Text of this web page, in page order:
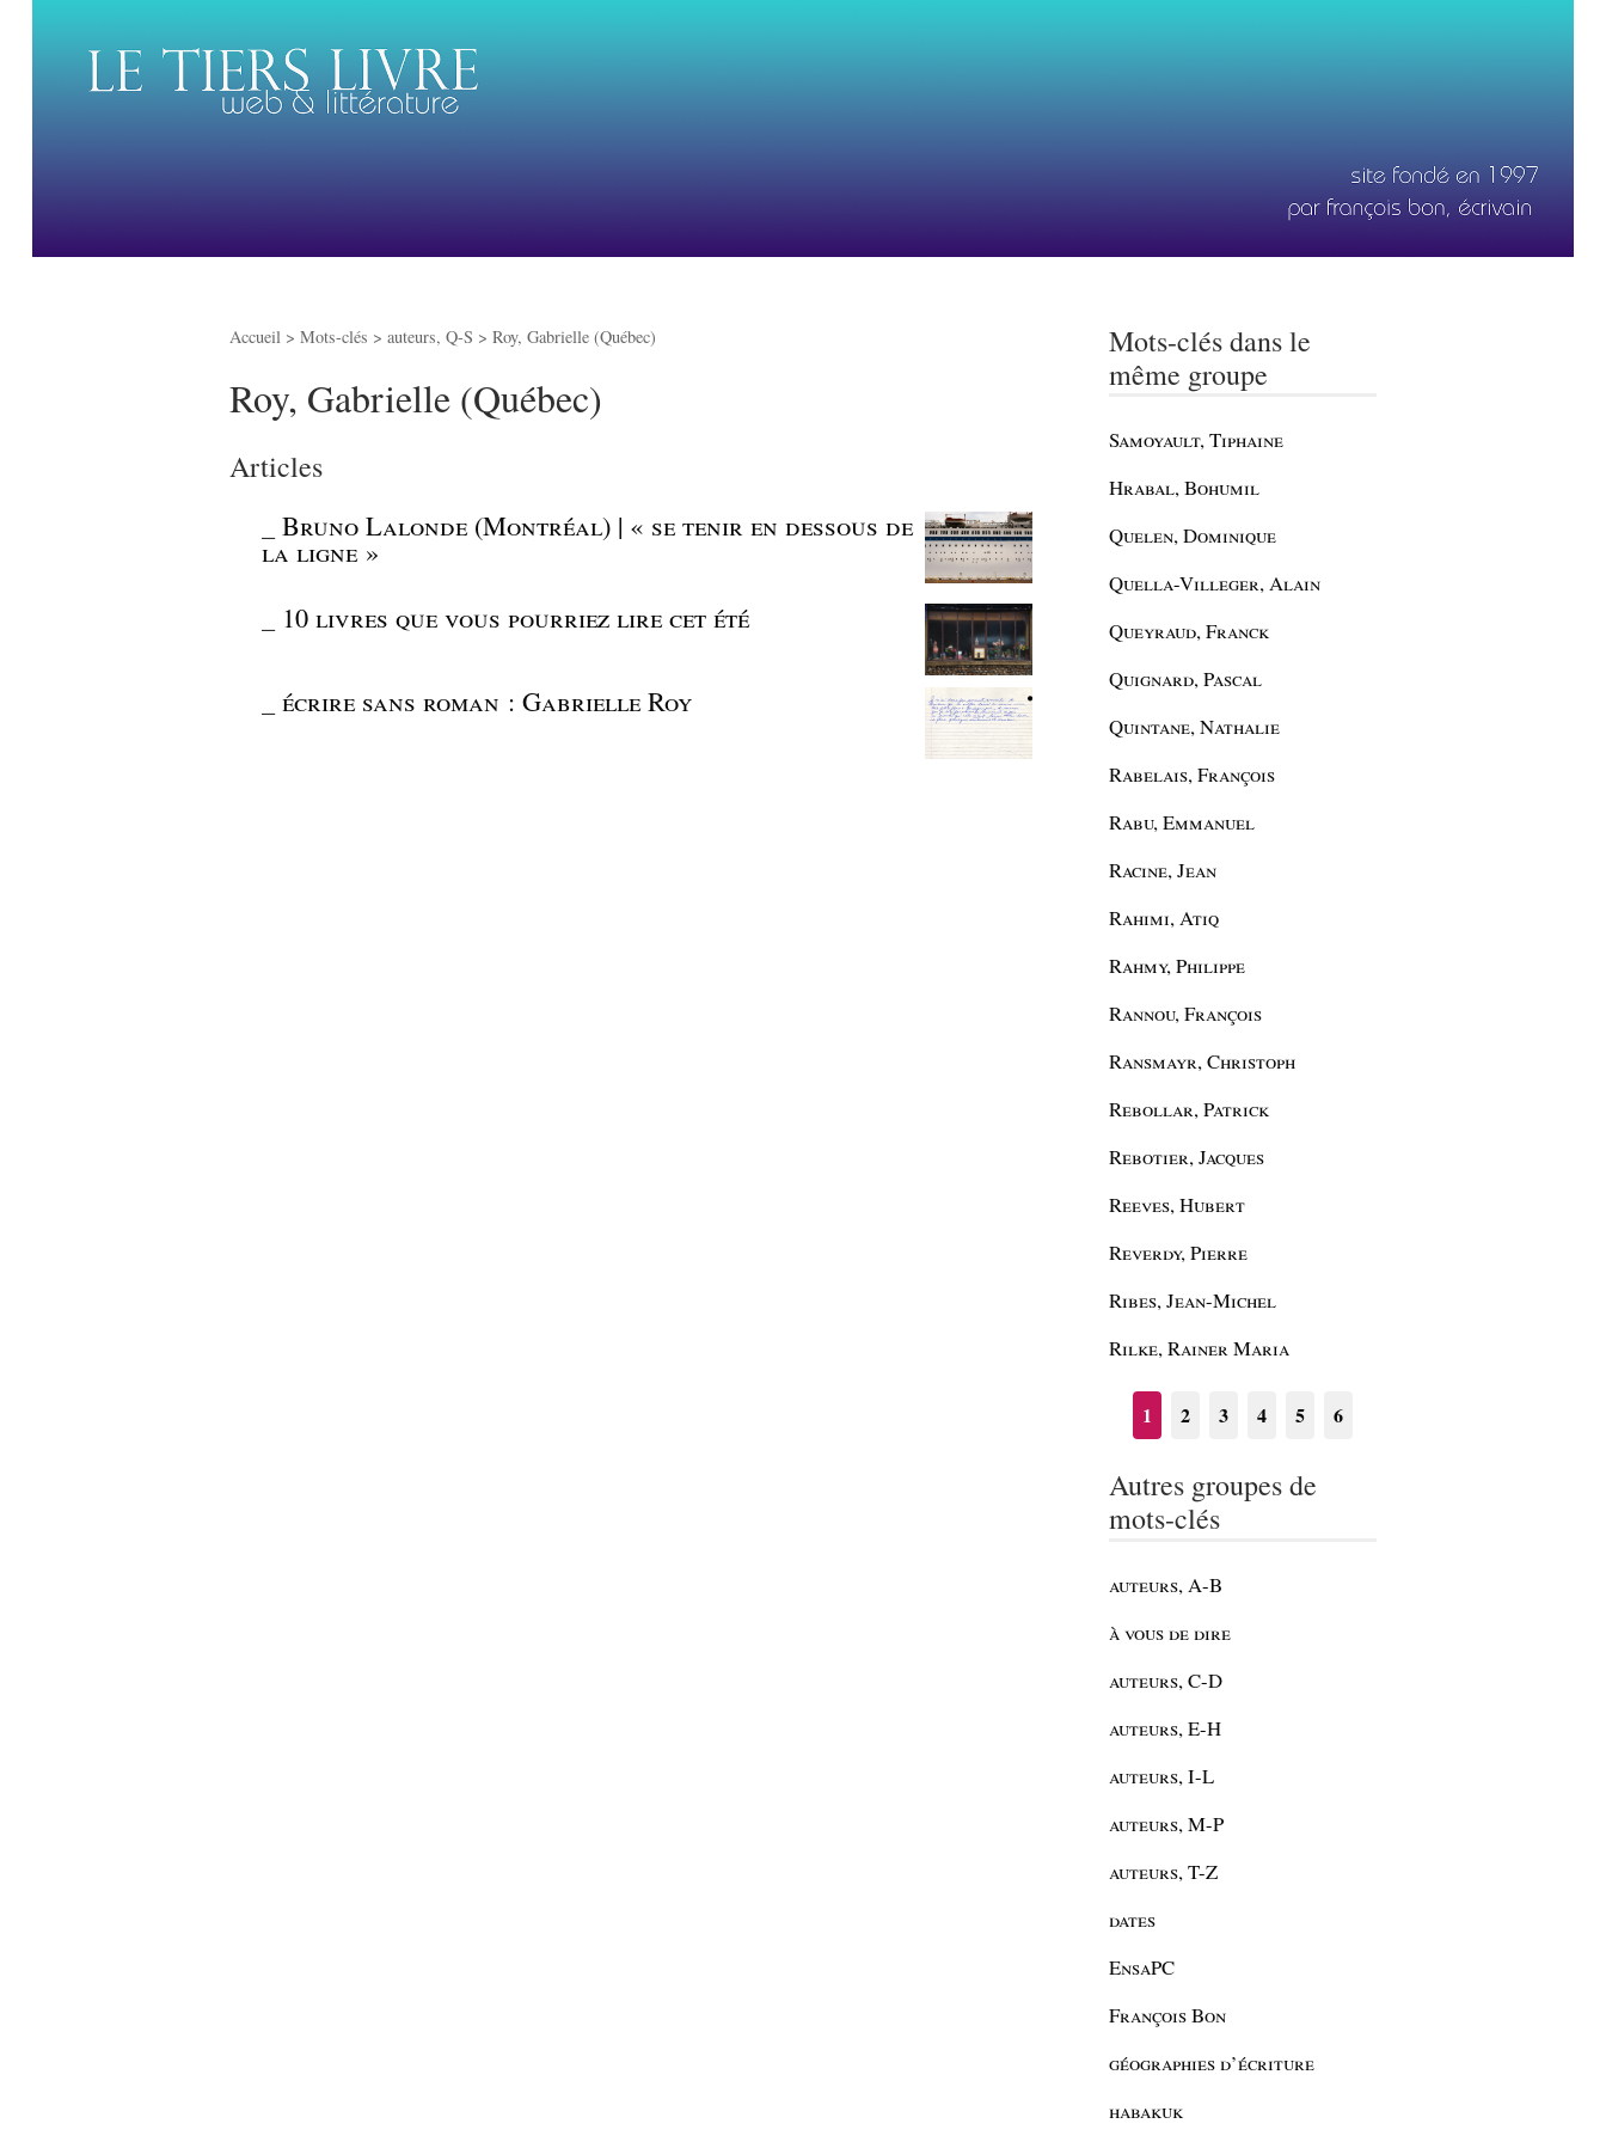
Accueil > Mots-clés > auteurs, Q-S > Roy, Gabrielle (Québec)
Roy, Gabrielle (Québec)
Articles
Bruno Lalonde (Montréal) | « se tenir en dessous de
la ligne »
10 livres que vous pourriez lire cet été
écrire sans roman : Gabrielle Roy
Mots-clés dans le
même groupe
Samoyault, Tiphaine
Hrabal, Bohumil
Quelen, Dominique
Quella-Villeger, Alain
Queyraud, Franck
Quignard, Pascal
Quintane, Nathalie
Rabelais, François
Rabu, Emmanuel
Racine, Jean
Rahimi, Atiq
Rahmy, Philippe
Rannou, François
Ransmayr, Christoph
Rebollar, Patrick
Rebotier, Jacques
Reeves, Hubert
Reverdy, Pierre
Ribes, Jean-Michel
Rilke, Rainer Maria
1 2 3 4 5 6
Autres groupes de
mots-clés
auteurs, A-B
à vous de dire
auteurs, C-D
auteurs, E-H
auteurs, I-L
auteurs, M-P
auteurs, T-Z
dates
EnsaPC
François Bon
géographies d’écriture
habakuk